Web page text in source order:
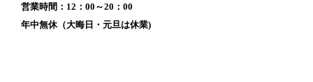
営業時間：12：00～20：00
年中無休（大晦日・元旦は休業)